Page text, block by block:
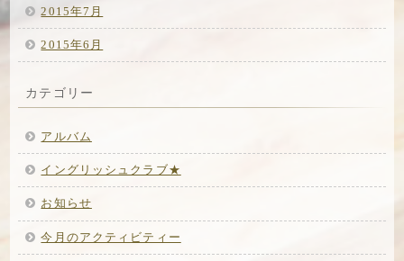
2015年7月
2015年6月
カテゴリー
アルバム
イングリッシュクラブ★
お知らせ
今月のアクティビティー